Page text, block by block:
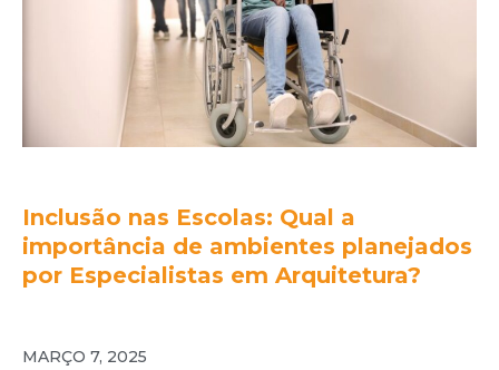
Inclusão nas Escolas: Qual a
importância de ambientes planejados
por Especialistas em Arquitetura?
MARÇO 7, 2025